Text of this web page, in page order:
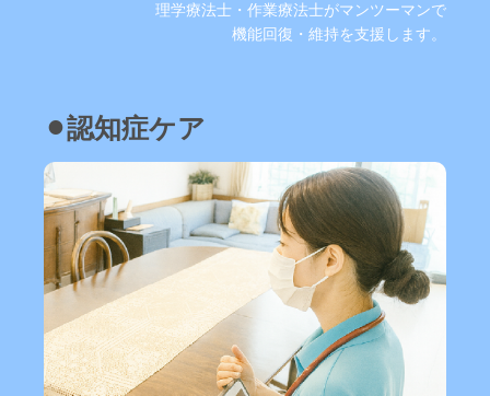
理学療法士・作業療法士がマンツーマンで
機能回復・維持を支援します。
⚫︎認知症ケア